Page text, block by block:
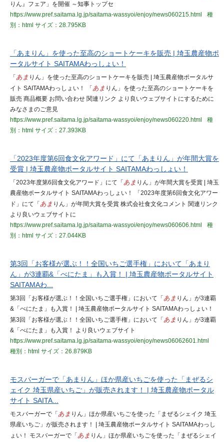
りん』フェア」を開催 ～知事トップセ
https://www.pref.saitama.lg.jp/saitama-wassyoi/enjoy/news060215.html
種
別：html サイズ：28.795KB
「あまりん」を使った至高のショートケーキを販売 | 埼玉農産物ポ
ータルサイト SAITAMAわっしょい！
「 あま りん」を使った至高のショートケーキを販売 | 埼玉農産物ポータルサ
イト SAITAMAわっしょい！ 「 あま りん」を使った至高のショートケーキを
販売 商品概要 お問い合わせ 関連リンク より良いウェブサイトにするために
みなさまのご意見
https://www.pref.saitama.lg.jp/saitama-wassyoi/enjoy/news060220.html
種
別：html サイズ：27.393KB
「2023年度第6回食文化アワード」にて「あまりん」が年間大賞を
受賞 | 埼玉農産物ポータルサイト SAITAMAわっしょい！
「2023年度第6回食文化アワード」にて「 あま りん」が年間大賞を受賞 | 埼玉
農産物ポータルサイト SAITAMAわっしょい！ 「2023年度第6回食文化アワー
ド」にて「 あま りん」が年間大賞を受賞 株式会社食文化コメント 関連リンク
より良いウェブサイトに
https://www.pref.saitama.lg.jp/saitama-wassyoi/enjoy/news060606.html
種
別：html サイズ：27.044KB
第3回「お客様が選ぶ！！全国いちご選手権」において「あまり
ん」が3連覇&「べにたま」も入賞！ | 埼玉農産物ポータルサイト
SAITAMAわ...
第3回「お客様が選ぶ！！全国いちご選手権」において「 あま りん」が3連覇
&「べにたま」も入賞！ | 埼玉農産物ポータルサイト SAITAMAわっしょい！
第3回「お客様が選ぶ！！全国いちご選手権」において「 あま りん」が3連覇
&「べにたま」も入賞！ より良いウェブサイト
https://www.pref.saitama.lg.jp/saitama-wassyoi/enjoy/news06062601.html
種別：html サイズ：26.879KB
モスバーガーで「あまりん」ほか県産いちごを使った「まぜるシ
ェイク 埼玉県産いちご」が販売されます！ | 埼玉農産物ポータル
サイト SAITA...
モスバーガーで「 あま りん」ほか県産いちごを使った「まぜるシェイク 埼玉
県産いちご」が販売されます！ | 埼玉農産物ポータルサイト SAITAMAわっし
ょい！ モスバーガーで「 あま りん」ほか県産いちごを使った「まぜるシェイ